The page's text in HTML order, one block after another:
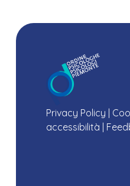
Privacy Policy
accessibilità